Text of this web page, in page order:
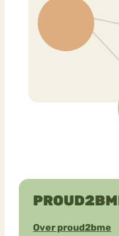
Over proud2bme